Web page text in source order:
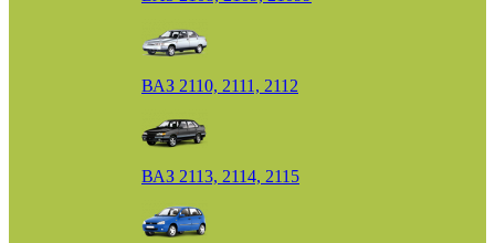
ВАЗ 2110, 2111, 2112
ВАЗ 2113, 2114, 2115